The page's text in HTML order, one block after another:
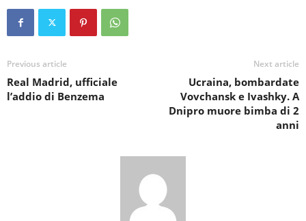
Previous article
Real Madrid, ufficiale
l’addio di Benzema
Next article
Ucraina, bombardate
Vovchansk e Ivashky. A
Dnipro muore bimba di 2
anni